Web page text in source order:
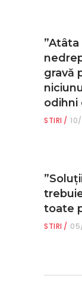
gravă
odihni
STIRI
toate
STIRI